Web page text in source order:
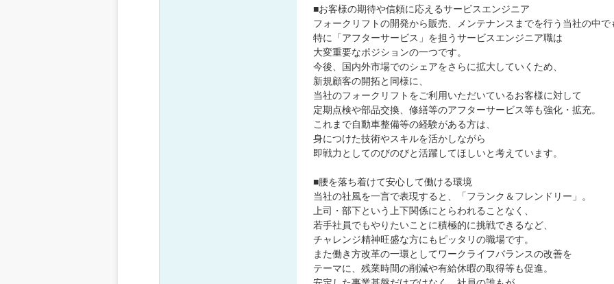
■お客様の期待や信頼に応えるサービスエンジニア
フォークリフトの開発から販売、メンテナンスまでを行う当社の中で
特に「アフターサービス」を担うサービスエンジニア職は
大変重要なポジションの一つです。
今後、国内外市場でのシェアをさらに拡大していくため、
新規顧客の開拓と同様に、
当社のフォークリフトをご利用いただいているお客様に対して
定期点検や部品交換、修繕等のアフターサービス等も強化・拡充。
これまで自動車整備等の経験がある方は、
身につけた技術やスキルを活かしながら
即戦力としてのびのびと活躍してほしいと考えています。
■腰を落ち着けて安心して働ける環境
当社の社風を一言で表現すると、「フランク＆フレンドリー」。
上司・部下という上下関係にとらわれることなく、
若手社員でもやりたいことに積極的に挑戦できるなど、
チャレンジ精神旺盛な方にもピッタリの職場です。
また働き方改革の一環としてワークライフバランスの改善を
テーマに、残業時間の削減や有給休暇の取得等も促進。